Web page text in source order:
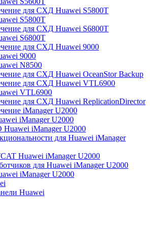
для СХД Huawei S5800T
S5800T
для СХД Huawei S6800T
S6800T
для СХД Huawei 9000
9000
N8500
для СХД Huawei OceanStor Backup
для СХД Huawei VTL6900
VTL6900
для СХД Huawei ReplicationDirector
iManager U2000
iManager U2000
iManager U2000
для Huawei iManager
Huawei iManager U2000
для Huawei iManager U2000
iManager U2000
Huawei